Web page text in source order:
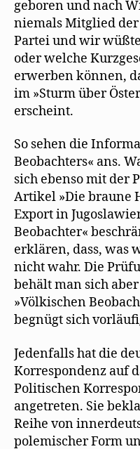
geboren und nach
niemals Mitglied
Partei und wir
oder welche
erwerben können,
im »Sturm über
erscheint.
So sehen die
Beobachters« ans.
sich ebenso mit der
Artikel »Die braune
Export in
Beobachter«
erklären, dass, was
nicht wahr. Die
behält man sich
»Völkischen
begnügt sich
Jedenfalls hat die
Korrespondenz auf
Politischen
angetreten. Sie
Reihe von
polemischer Form